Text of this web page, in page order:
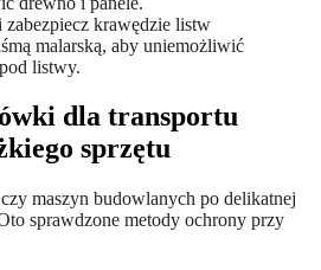
krawędzie listw
malarską, aby uniemożliwić
listwy.
dla transportu
sprzętu
maszyn budowlanych po delikatnej
sprawdzone metody ochrony przy